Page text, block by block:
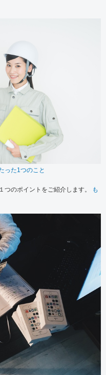
った1つのこと
つのポイントをご紹介します。
も